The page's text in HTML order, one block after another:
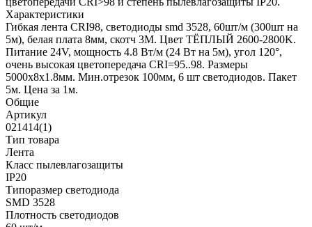
Характеристики
Гибкая лента CRI98, светодиоды smd 3528, 60шт/м (300шт на
5м), белая плата 8мм, скотч 3М. Цвет ТЁПЛЫЙ 2600-2800K.
Питание 24V, мощность 4.8 Вт/м (24 Вт на 5м), угол 120°,
очень высокая цветопередача CRI=95..98. Размеры
5000х8x1.8мм. Мин.отрезок 100мм, 6 шт светодиодов. Пакет
5м. Цена за 1м.
Общие
Артикул
021414(1)
Тип товара
Лента
Класс пылевлагозащиты
IP20
Типоразмер светодиода
SMD 3528
Плотность светодиодов